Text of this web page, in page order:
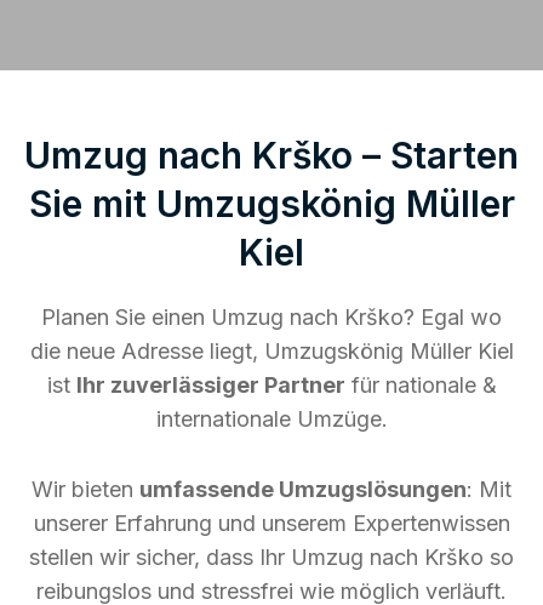
Umzug nach Krško – Starten
Sie mit Umzugskönig Müller
Kiel
Planen Sie einen Umzug nach Krško? Egal wo
die neue Adresse liegt, Umzugskönig Müller Kiel
ist Ihr zuverlässiger Partner für nationale &
internationale Umzüge.
Wir bieten umfassende Umzugslösungen: Mit
unserer Erfahrung und unserem Expertenwissen
stellen wir sicher, dass Ihr Umzug nach Krško so
reibungslos und stressfrei wie möglich verläuft.